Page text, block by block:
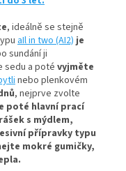
, ideálně se stejně
aIl in two (AI2) je
sundání ji
sedu a poté vyjměte
nebo plenkovém
, nejprve zvolte
poté hlavní prací
s mýdlem,
přípravky typu
mokré gumičky,